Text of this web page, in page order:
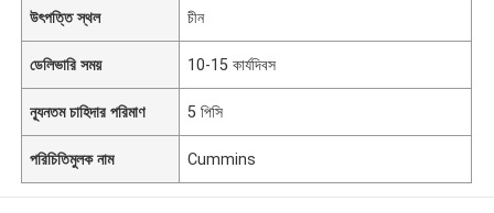
উৎপত্তি স্থল চীন
ডেলিভারি সময় 10-15 কার্যদিবস
ন্যূনতম চাহিদার পরিমাণ 5 পিসি
পরিচিতিমুলক নাম Cummins